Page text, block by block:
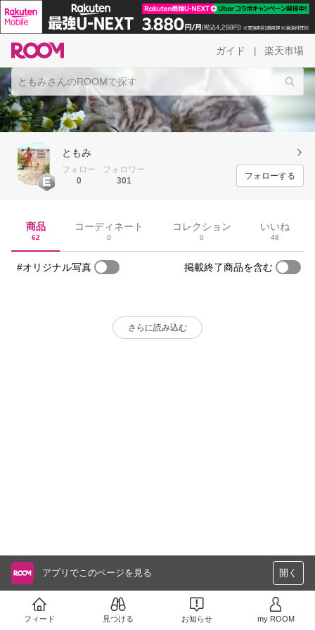
ガイド 楽天市場
ともみ
フォロー
0
フォロワー
301
フォローする
商品
62
コーディネート
0
コレクション
0
いいね
48
#オリジナル写真 掲載終了商品を含む
さらに読み込む
アプリでこのページを見る 開く
フィード 見つける お知らせ my ROOM